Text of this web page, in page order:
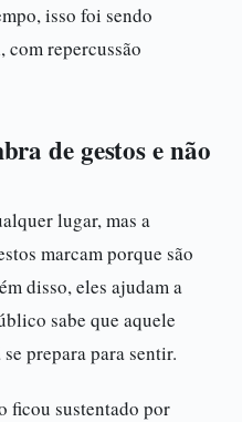
isso foi sendo
com repercussão
de gestos e não
lugar, mas a
marcam porque são
disso, eles ajudam a
sabe que aquele
prepara para sentir.
ficou sustentado por